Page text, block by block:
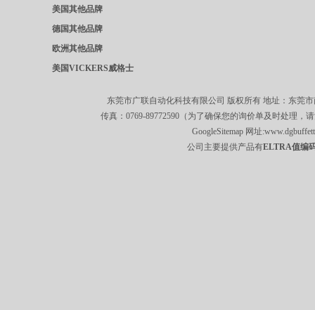
美国其他品牌
德国其他品牌
欧洲其他品牌
美国VICKERS威格士
东莞市广联自动化科技有限公司 版权所有 地址：东莞
传真：0769-89772590（为了确保您的询价单及时处理，
GoogleSitemap 网址:
公司主要提供产品有ELTRA值编